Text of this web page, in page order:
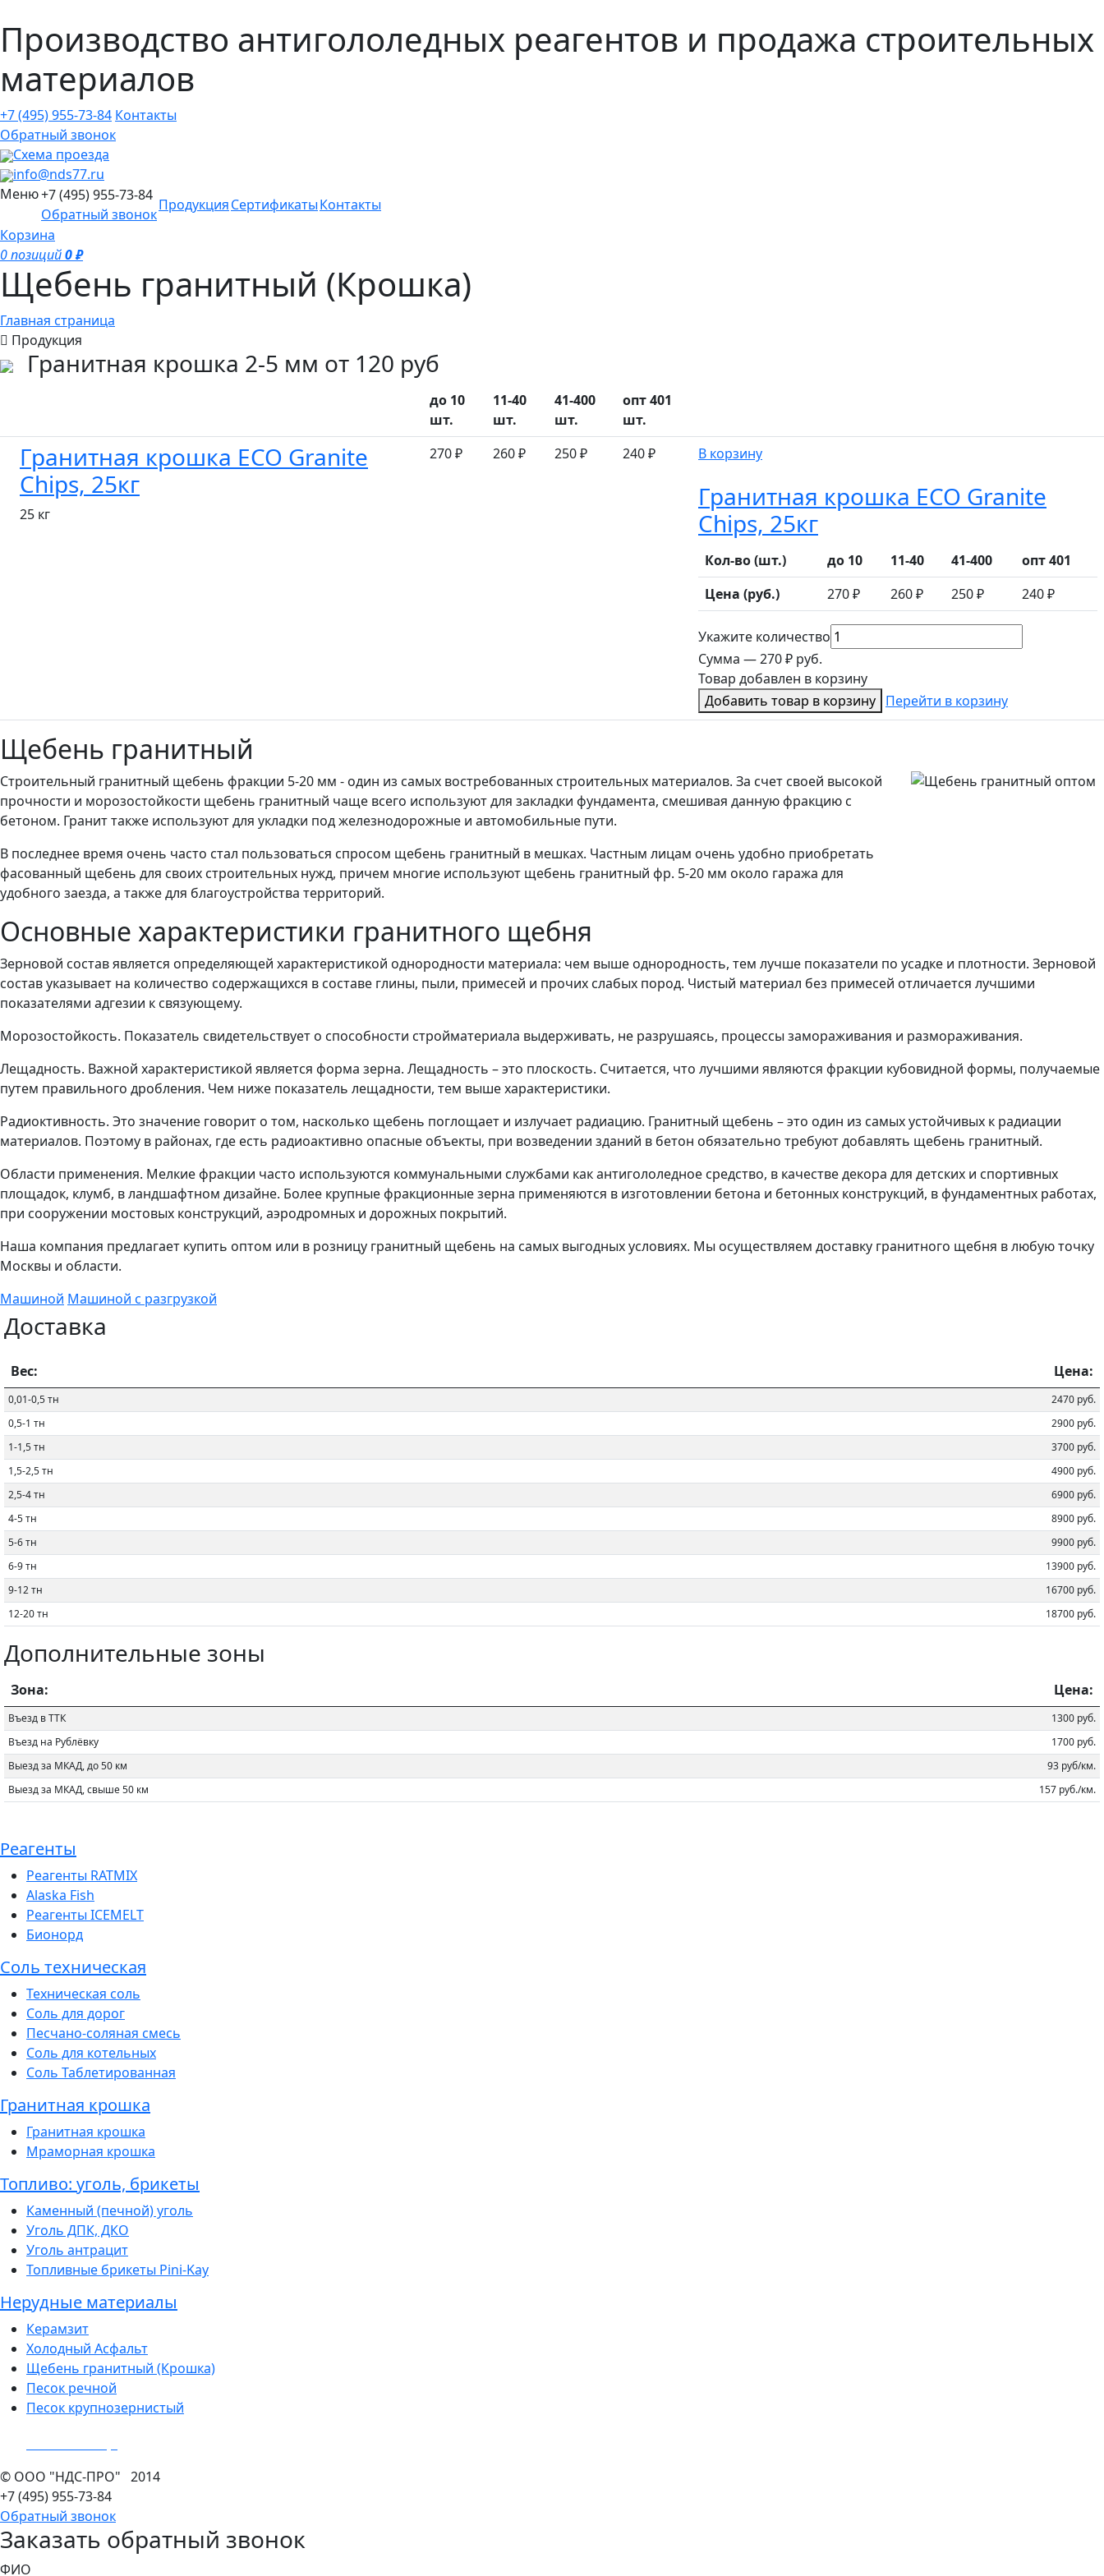
Производство антигололедных реагентов и продажа строительных
материалов
+7 (495)955-73-84 Контакты
Обратный звонок
Схема проезда
info@nds77.ru
Меню+7 (495)955-73-84
Обратный звонок
ПродукцияСертификатыКонтакты
Корзина
0 позиций0 ₽
Щебень гранитный (Крошка)
Главная страница
Продукция
Гранитная крошка 2-5 мм от 120 руб
до 10
шт.
11-40
шт.
41-400
шт.
опт 401
шт.
Гранитная крошка ECO Granite
Chips, 25кг
25 кг
270 ₽ 260 ₽ 250 ₽ 240 ₽ В корзину
Гранитная крошка ECO Granite
Chips, 25кг
Кол-во(шт.) до 10 11-40 41-400
опт 401
Цена (руб.) 270 ₽ 260 ₽ 250 ₽ 240 ₽
Укажите количество
Сумма —270 ₽ руб.
Товар добавлен в корзину
Добавить товар в корзину Перейти в корзину
Щебень гранитный
Строительный гранитный щебень фракции 5-20 мм - один из самых востребованных строительных материалов. За счет своей высокой
прочности и морозостойкости щебень гранитный чаще всего используют для закладки фундамента, смешивая данную фракцию с
бетоном. Гранит также используют для укладки под железнодорожные и автомобильные пути.
В последнее время очень часто стал пользоваться спросом щебень гранитный в мешках. Частным лицам очень удобно приобретать
фасованный щебень для своих строительных нужд, причем многие используют щебень гранитный фр. 5-20 мм около гаража для
удобного заезда, а также для благоустройства территорий.
Основные характеристики гранитного щебня
Зерновой состав является определяющей характеристикой однородности материала: чем выше однородность, тем лучше показатели по усадке и плотности. Зерновой
состав указывает на количество содержащихся в составе глины, пыли, примесей и прочих слабых пород. Чистый материал без примесей отличается лучшими
показателями адгезии к связующему.
Морозостойкость. Показатель свидетельствует о способности стройматериала выдерживать, не разрушаясь, процессы замораживания и размораживания.
Лещадность. Важной характеристикой является форма зерна. Лещадность – это плоскость. Считается, что лучшими являются фракции кубовидной формы, получаемые
путем правильного дробления. Чем ниже показатель лещадности, тем выше характеристики.
Радиоктивность. Это значение говорит о том, насколько щебень поглощает и излучает радиацию. Гранитный щебень – это один из самых устойчивых к радиации
материалов. Поэтому в районах, где есть радиоактивно опасные объекты, при возведении зданий в бетон обязательно требуют добавлять щебень гранитный.
Области применения. Мелкие фракции часто используются коммунальными службами как антигололедное средство, в качестве декора для детских и спортивных
площадок, клумб, в ландшафтном дизайне. Более крупные фракционные зерна применяются в изготовлении бетона и бетонных конструкций, в фундаментных работах,
при сооружении мостовых конструкций, аэродромных и дорожных покрытий.
Наша компания предлагает купить оптом или в розницу гранитный щебень на самых выгодных условиях. Мы осуществляем доставку гранитного щебня в любую точку
Москвы и области.
Машиной Машиной с разгрузкой
Доставка
Вес: Цена:
0,01-0,5 тн
2470 руб.
0,5-1 тн
2900 руб.
1-1,5 тн
3700 руб.
1,5-2,5 тн
4900 руб.
2,5-4 тн
6900 руб.
4-5 тн
8900 руб.
5-6 тн
9900 руб.
6-9 тн
13900 руб.
9-12 тн
16700 руб.
12-20 тн
18700 руб.
Дополнительные зоны
Зона: Цена:
Въезд в ТТК
1300 руб.
Въезд на Рублёвку
1700 руб.
Выезд за МКАД, до 50 км
93 руб/км.
Выезд за МКАД, свыше 50 км
157 руб./км.
Реагенты
Реагенты RATMIX
Alaska Fish
Реагенты ICEMELT
Бионорд
Соль техническая
Техническая соль
Соль для дорог
Песчано-соляная смесь
Соль для котельных
Соль Таблетированная
Гранитная крошка
Гранитная крошка
Мраморная крошка
Топливо: уголь, брикеты
Каменный (печной) уголь
Уголь ДПК, ДКО
Уголь антрацит
Топливные брикеты Pini-Kay
Нерудные материалы
Керамзит
Холодный Асфальт
Щебень гранитный (Крошка)
Песок речной
Песок крупнозернистый
© ООО "НДС-ПРО" 2014
+7 (495)955-73-84
Обратный звонок
Заказать обратный звонок
ФИО